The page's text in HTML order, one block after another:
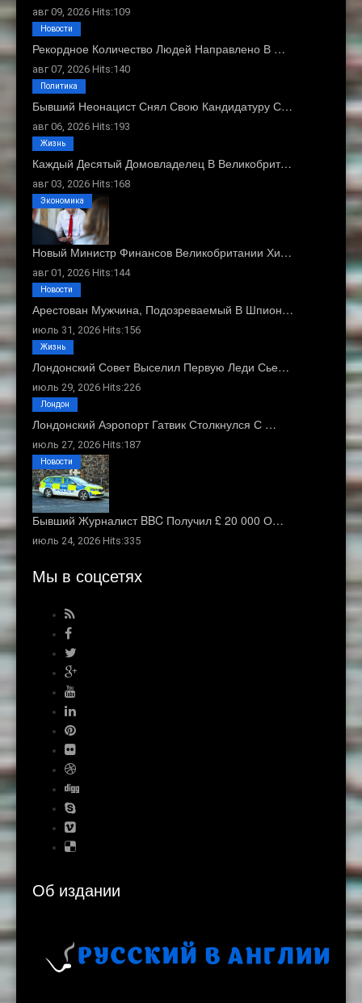
авг 09, 2026 Hits:109
Рекордное Количество Людей Направлено В …
авг 07, 2026 Hits:140
Новости
Бывший Неонацист Снял Свою Кандидатуру С…
авг 06, 2026 Hits:193
Политика
Каждый Десятый Домовладелец В Великобрит…
авг 03, 2026 Hits:168
Жизнь
Новый Министр Финансов Великобритании Хи…
авг 01, 2026 Hits:144
Экономика
Арестован Мужчина, Подозреваемый В Шпион…
июль 31, 2026 Hits:156
Новости
Лондонский Совет Выселил Первую Леди Сье…
июль 29, 2026 Hits:226
Жизнь
Лондонский Аэропорт Гатвик Столкнулся С …
июль 27, 2026 Hits:187
Лондон
Бывший Журналист BBC Получил £ 20 000 О…
июль 24, 2026 Hits:335
Новости
Мы в соцсетях
Об издании